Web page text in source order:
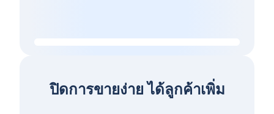
ปิดการขายง่าย ได้ลูกค้าเพิ่ม